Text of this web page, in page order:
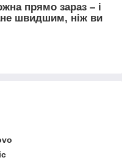
прямо зараз – і
швидшим, ніж ви